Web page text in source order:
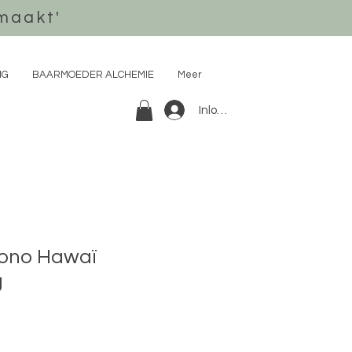
BAARMOEDER ALCHEMIE Meer
Inloggen
Hawaï